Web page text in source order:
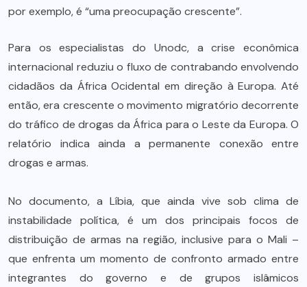
por exemplo, é “uma preocupação crescente”.
Para os especialistas do Unodc, a crise econômica
internacional reduziu o fluxo de contrabando envolvendo
cidadãos da África Ocidental em direção à Europa. Até
então, era crescente o movimento migratório decorrente
do tráfico de drogas da África para o Leste da Europa. O
relatório indica ainda a permanente conexão entre
drogas e armas.
No documento, a Líbia, que ainda vive sob clima de
instabilidade política, é um dos principais focos de
distribuição de armas na região, inclusive para o Mali –
que enfrenta um momento de confronto armado entre
integrantes do governo e de grupos islâmicos